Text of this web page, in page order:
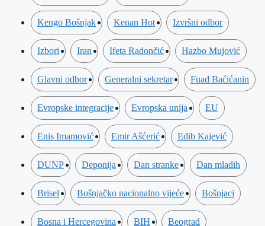
Kengo Bošnjak Kenan Hot Izvršni odbor
Izbori Iran Ifeta Radončić Hazbo Mujović
Glavni odbor Generalni sekretar Fuad Baćićanin
Evropske integracije Evropska unija EU
Enis Imamović Emir Ašćerić Edib Kajević
DUNP Deponija Dan stranke Dan mladih
Brisel Bošnjačko nacionalno vijeće Bošnjaci
Bosna i Hercegovina BIH Beograd